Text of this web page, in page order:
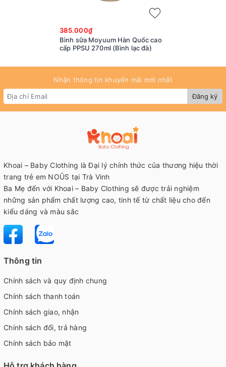
385.000₫
Bình sữa Moyuum Hàn Quốc cao
cấp PPSU 270ml (Bình lạc đà)
Nhận thông tin khuyến mãi mới nhất
Đăng ký
Khoai – Baby Clothing là Đại lý chính thức của thương hiệu thời
trang trẻ em NOÛS tại Trà Vinh
Ba Mẹ đến với Khoai – Baby Clothing sẽ được trải nghiệm
những sản phẩm chất lượng cao, tinh tế từ chất liệu cho đến
kiểu dáng và màu sắc
Thông tin
Chính sách và quy định chung
Chính sách thanh toán
Chính sách giao, nhận
Chính sách đổi, trả hàng
Chính sách bảo mật